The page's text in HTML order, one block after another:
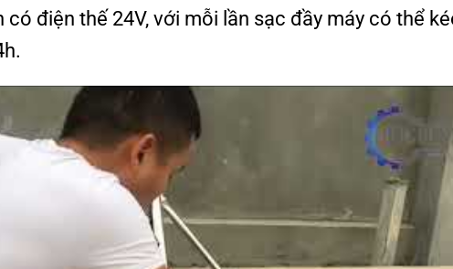
điện thế 24V, với mỗi lần sạc đầy máy có thể